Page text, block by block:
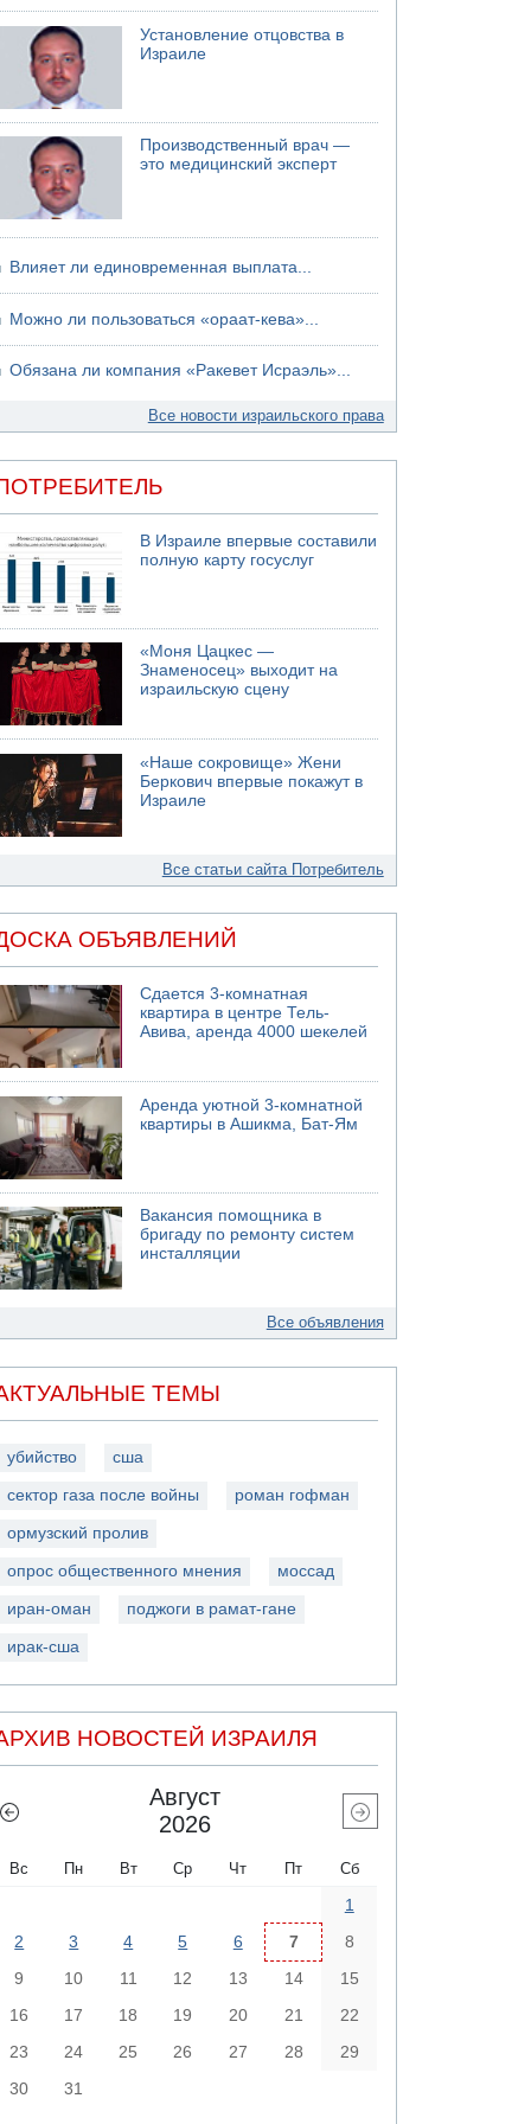
Установление отцовства в
Израиле
Производственный врач —
это медицинский эксперт
Влияет ли единовременная выплата...
Можно ли пользоваться «ораат-кева»...
Обязана ли компания «Ракевет Исраэль»...
Все новости израильского права
В Израиле впервые составили
полную карту госуслуг
«Моня Цацкес —
Знаменосец» выходит на
израильскую сцену
«Наше сокровище» Жени
Беркович впервые покажут в
Израиле
Все статьи сайта Потребитель
ОБЪЯВЛЕНИЙ
Сдается 3-комнатная
квартира в центре Тель-
Авива, аренда 4000 шекелей
Аренда уютной 3-комнатной
квартиры в Ашикма, Бат-Ям
Вакансия помощника в
бригаду по ремонту систем
инсталляции
Все объявления
ТЕМЫ
убийство сша
сектор газа после войны роман гофман
ормузский пролив
опрос общественного мнения моссад
иран-оман поджоги в рамат-гане
ирак-сша
НОВОСТЕЙ ИЗРАИЛЯ
Август
2026
Вс Пн Вт Ср Чт Пт Сб
1
2
3 4 5 6 7
8
9
10 11 12 13 14
15
16
17 18 19 20 21
22
23
24 25 26 27 28
29
30
31